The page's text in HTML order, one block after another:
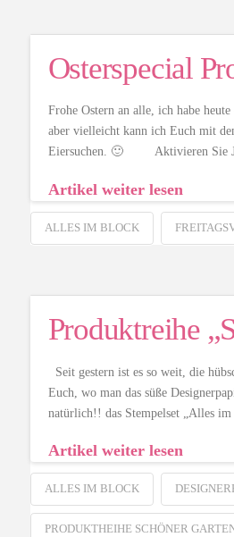
Osterspecial
Frohe Ostern an alle, ich habe
aber vielleicht kann ich Euch mit
Eiersuchen. 🙂 Aktivieren Sie
Artikel weiter lesen
ALLES IM BLOCK
Produktreihe
Seit gestern ist es so weit, die
Euch, wo man das süße
natürlich!! das Stempelset
Artikel weiter lesen
ALLES IM BLOCK
PRODUKTHEIHE SCHÖNER